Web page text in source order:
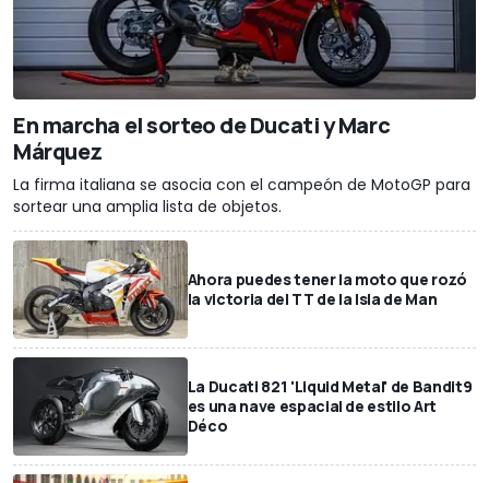
En marcha el sorteo de Ducati y Marc
Márquez
La firma italiana se asocia con el campeón de MotoGP para
sortear una amplia lista de objetos.
Ahora puedes tener la moto que rozó
la victoria del TT de la Isla de Man
La Ducati 821 'Liquid Metal' de Bandit9
es una nave espacial de estilo Art
Déco